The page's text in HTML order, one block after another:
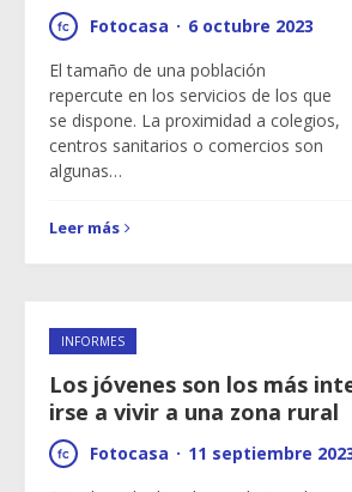
Fotocasa · 6 octubre 2023
El tamaño de una población
repercute en los servicios de los que
se dispone. La proximidad a colegios,
centros sanitarios o comercios son
algunas…
Leer más
INFORMES
Los jóvenes son los más
irse a vivir a una zona rural
Fotocasa · 11 septiembre